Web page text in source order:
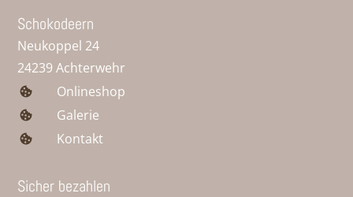
Schokodeern
Neukoppel 24
24239 Achterwehr
Onlineshop
Galerie
Kontakt
Sicher bezahlen